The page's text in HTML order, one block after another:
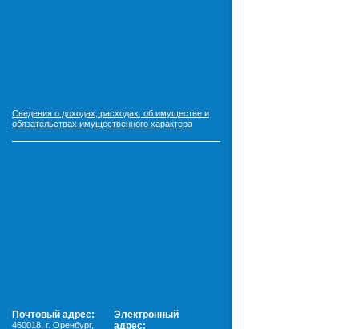
Сведения о доходах, расходах, об имуществе и
обязательствах имущественного характера
Почтовый адрес:
460018 г. Оренбург,
Электронный
адрес: